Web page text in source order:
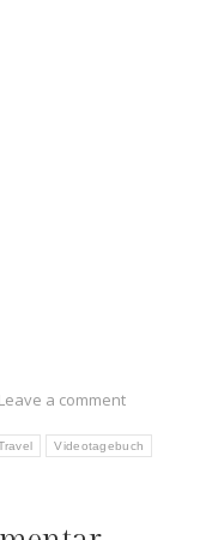
Leave a comment
Videotagebuch